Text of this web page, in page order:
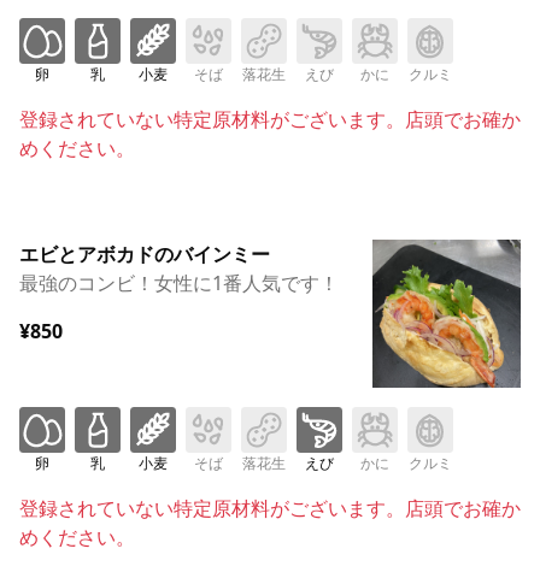
卵 乳 小麦 そば 落花生 えび かに クルミ
登録されていない特定原材料がございます。店頭でお確か
めください。
エビとアボカドのバインミー
最強のコンビ！女性に1番人気です！
¥850
卵 乳 小麦 そば 落花生 えび かに クルミ
登録されていない特定原材料がございます。店頭でお確か
めください。